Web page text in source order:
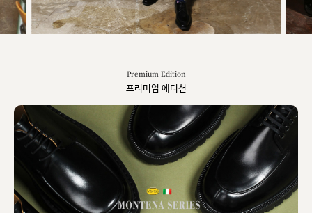
Premium Edition
프리미엄 에디션